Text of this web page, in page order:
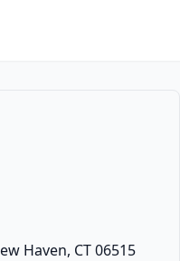
Haven, CT 06515